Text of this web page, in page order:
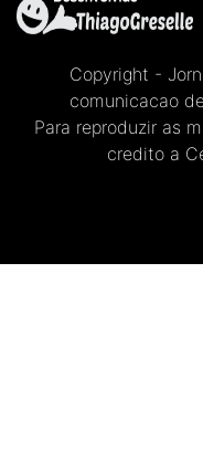
Copyright -
comunicacao
Para reproduzir as
credito a